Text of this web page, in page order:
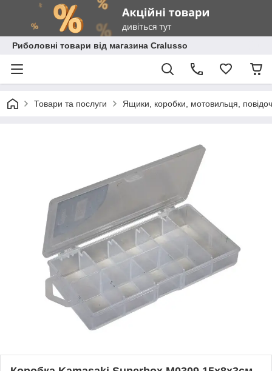
Риболовні товари від магазина Cralusso
Товари та послуги Ящики, коробки, мотовильця,